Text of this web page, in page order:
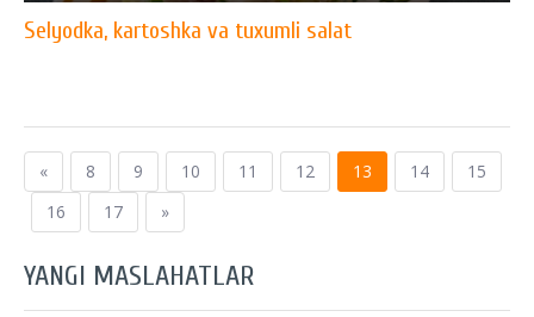
Selyodka, kartoshka va tuxumli salat
« 8 9 10 11 12 13 14
15
16
17 »
YANGI MASLAHATLAR